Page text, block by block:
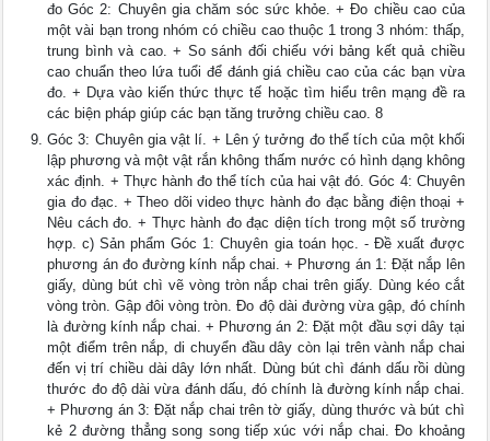
đo Góc 2: Chuyên gia chăm sóc sức khỏe. + Đo chiều cao của
một vài bạn trong nhóm có chiều cao thuộc 1 trong 3 nhóm: thấp,
trung bình và cao. + So sánh đối chiếu với bảng kết quả chiều
cao chuẩn theo lứa tuổi để đánh giá chiều cao của các bạn vừa
đo. + Dựa vào kiến thức thực tế hoặc tìm hiểu trên mạng đề ra
các biện pháp giúp các bạn tăng trưởng chiều cao. 8
Góc 3: Chuyên gia vật lí. + Lên ý tưởng đo thể tích của một khối
lập phương và một vật rắn không thấm nước có hình dạng không
xác định. + Thực hành đo thể tích của hai vật đó. Góc 4: Chuyên
gia đo đạc. + Theo dõi video thực hành đo đạc bằng điện thoại +
Nêu cách đo. + Thực hành đo đạc diện tích trong một số trường
hợp. c) Sản phẩm Góc 1: Chuyên gia toán học. - Đề xuất được
phương án đo đường kính nắp chai. + Phương án 1: Đặt nắp lên
giấy, dùng bút chì vẽ vòng tròn nắp chai trên giấy. Dùng kéo cắt
vòng tròn. Gập đôi vòng tròn. Đo độ dài đường vừa gập, đó chính
là đường kính nắp chai. + Phương án 2: Đặt một đầu sợi dây tại
một điểm trên nắp, di chuyển đầu dây còn lại trên vành nắp chai
đến vị trí chiều dài dây lớn nhất. Dùng bút chì đánh dấu rồi dùng
thước đo độ dài vừa đánh dấu, đó chính là đường kính nắp chai.
+ Phương án 3: Đặt nắp chai trên tờ giấy, dùng thước và bút chì
kẻ 2 đường thẳng song song tiếp xúc với nắp chai. Đo khoảng